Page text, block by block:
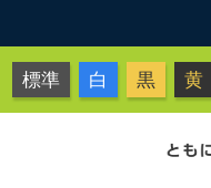
標準 白 黒 黄